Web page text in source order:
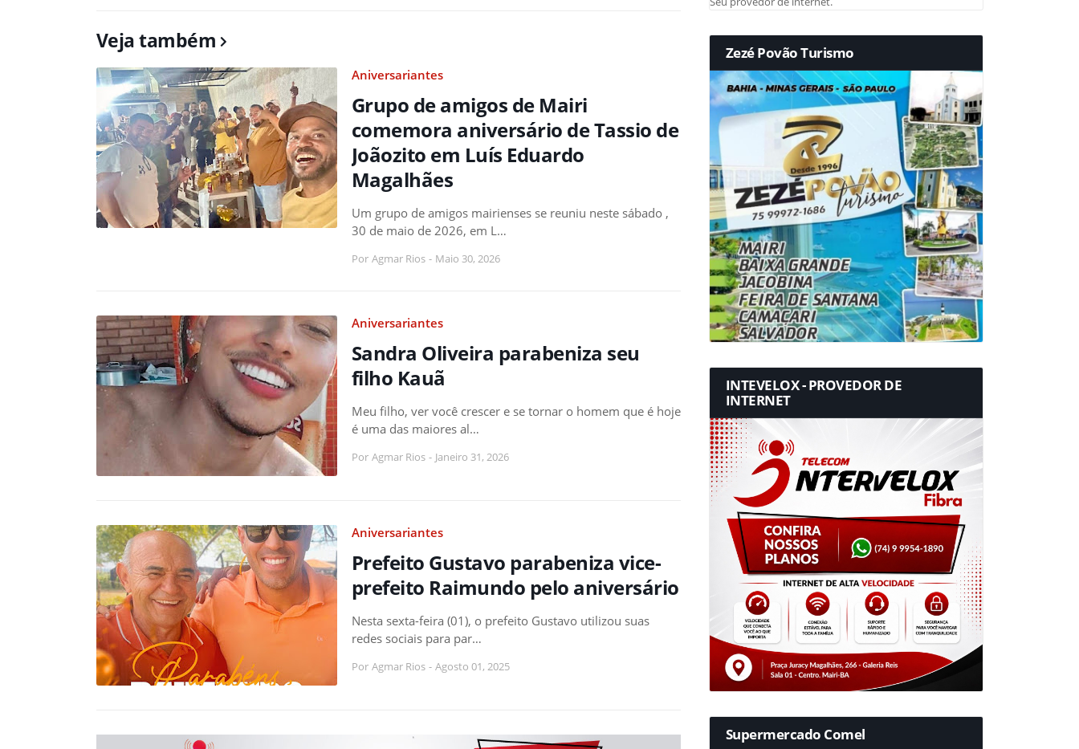
Veja também
Aniversariantes
Grupo de amigos de Mairi
comemora aniversário de Tassio de
Joãozito em Luís Eduardo
Magalhães
Um grupo de amigos mairienses se reuniu neste sábado ,
30 de maio de 2026, em L…
Por Agmar Rios - Maio 30, 2026
Aniversariantes
Sandra Oliveira parabeniza seu
filho Kauã
Meu filho, ver você crescer e se tornar o homem que é hoje
é uma das maiores al…
Por Agmar Rios - Janeiro 31, 2026
Aniversariantes
Prefeito Gustavo parabeniza vice-
prefeito Raimundo pelo aniversário
Nesta sexta-feira (01), o prefeito Gustavo utilizou suas
redes sociais para par…
Por Agmar Rios - Agosto 01, 2025
Zezé Povão Turismo
INTEVELOX - PROVEDOR DE
INTERNET
Supermercado Comel